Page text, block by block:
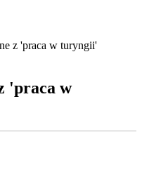
z 'praca w turyngii'
'praca w